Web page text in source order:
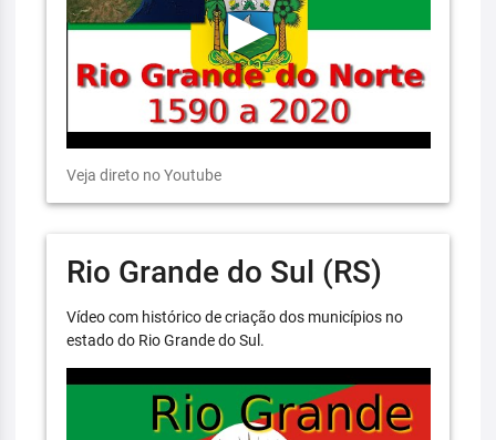
Veja direto no Youtube
Rio Grande do Sul (RS)
Vídeo com histórico de criação dos municípios no
estado do Rio Grande do Sul.